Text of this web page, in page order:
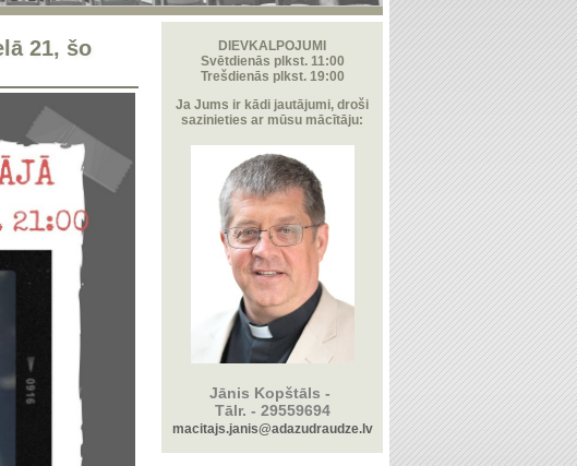
21, šo
DIEVKALPOJUMI
Svētdienās plkst. 11:00
Trešdienās plkst. 19:00
Ja Jums ir kādi jautājumi, droši
sazinieties ar mūsu mācītāju:
Jānis Kopštāls -
Tālr. - 29559694
macitajs.janis@adazudraudze.lv